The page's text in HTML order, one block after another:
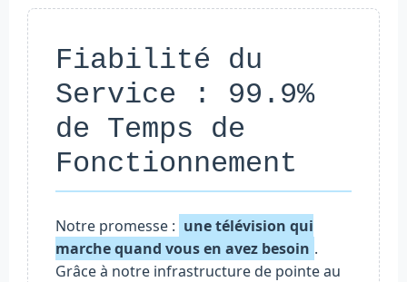
Fiabilité du
Service : 99.9%
de Temps de
Fonctionnement
Notre promesse : une télévision qui
marche quand vous en avez besoin .
Grâce à notre infrastructure de pointe au